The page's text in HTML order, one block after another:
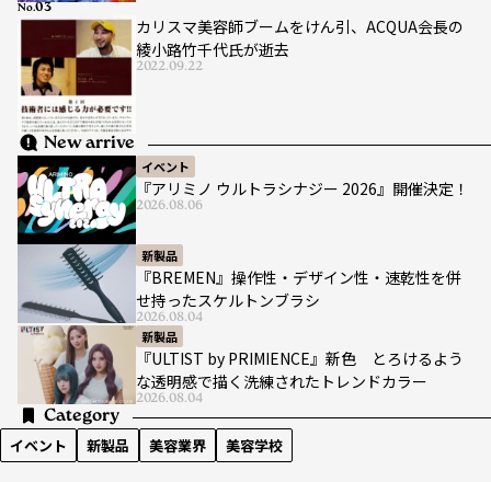
カリスマ美容師ブームをけん引、ACQUA会長の
綾小路竹千代氏が逝去
2022.09.22
No.
New arrive
イベント
『アリミノ ウルトラシナジー 2026』開催決定！
2026.08.06
新製品
『BREMEN』操作性・デザイン性・速乾性を併
せ持ったスケルトンブラシ
2026.08.04
新製品
『ULTIST by PRIMIENCE』新色 とろけるよう
な透明感で描く洗練されたトレンドカラー
2026.08.04
Category
イベント 新製品 美容業界 美容学校